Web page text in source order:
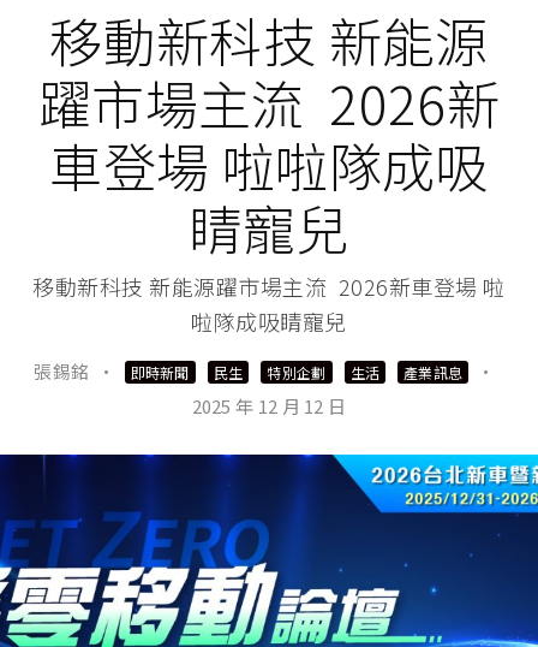
移動新科技 新能源
躍市場主流 2026新
車登場 啦啦隊成吸
睛寵兒
移動新科技 新能源躍市場主流 2026新車登場 啦
啦隊成吸睛寵兒
張錫銘 · 即時新聞 民生 特別企劃 生活 產業訊息
·
2025 年 12 月 12 日